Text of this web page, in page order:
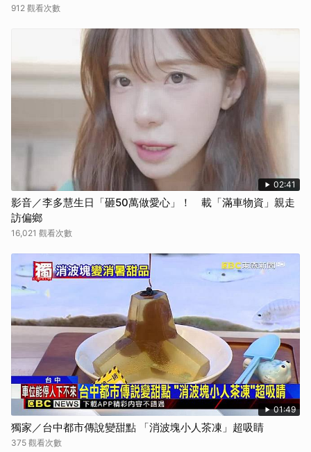
912 觀看次數
02:41
影音／李多慧生日「砸50萬做愛心」！ 載「滿車物資」親走
訪偏鄉
16,021 觀看次數
01:49
獨家／台中都市傳說變甜點 「消波塊小人茶凍」超吸睛
375 觀看次數